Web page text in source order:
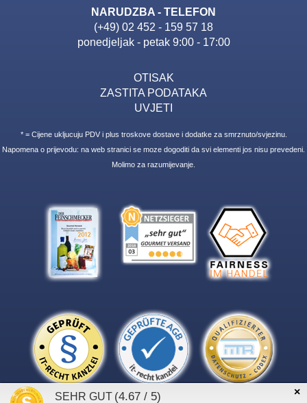
NARUDZBA - TELEFON
(+49) 02 452 - 159 57 18
ponedjeljak - petak 9:00 - 17:00
OTISAK
ZASTITA PODATAKA
UVJETI
* = Cijene ukljucuju PDV i plus troskove dostave i dodatke za smrznuto/svjezinu.
Napomena o prijevodu: na web stranici se moze dogoditi da svi elementi jos nisu prevedeni.
Molimo za razumijevanje.
×
SEHR GUT (4.67 / 5)